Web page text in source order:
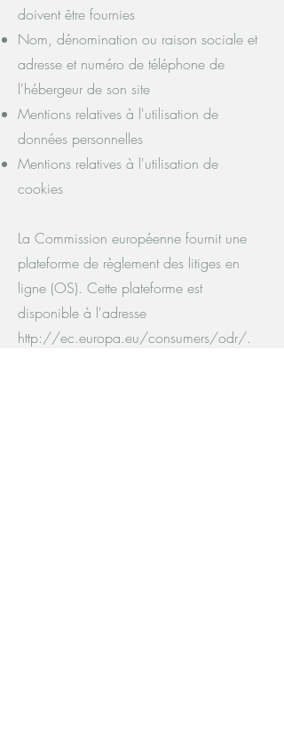
doivent être fournies
Nom, dénomination ou raison sociale et
adresse et numéro de téléphone de
l'hébergeur de son site
Mentions relatives à l'utilisation de
données personnelles
Mentions relatives à l'utilisation de
cookies
La Commission européenne fournit une
plateforme de règlement des litiges en
ligne (OS). Cette plateforme est
disponible à l'adresse
http://ec.europa.eu/consumers/odr/.